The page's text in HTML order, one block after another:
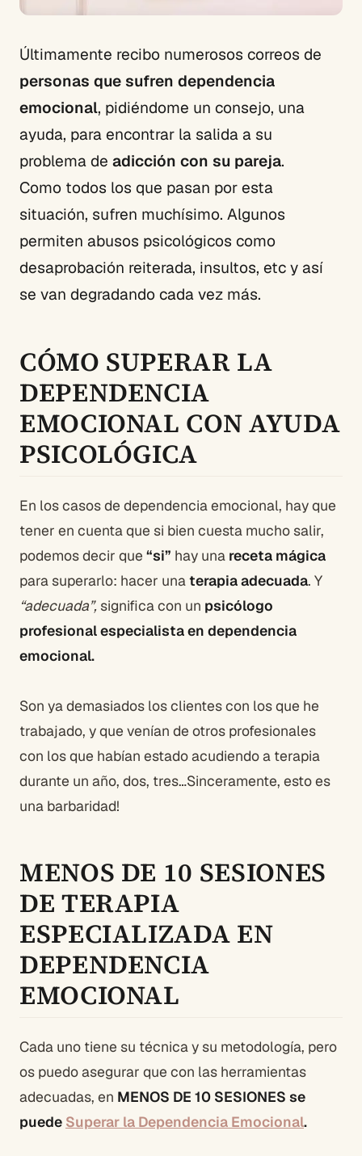
Últimamente recibo numerosos correos de
personas que sufren dependencia
emocional, pidiéndome un consejo, una
ayuda, para encontrar la salida a su
problema de adicción con su pareja.
Como todos los que pasan por esta
situación, sufren muchísimo. Algunos
permiten abusos psicológicos como
desaprobación reiterada, insultos, etc y así
se van degradando cada vez más.
CÓMO SUPERAR LA
DEPENDENCIA
EMOCIONAL CON AYUDA
PSICOLÓGICA
En los casos de dependencia emocional, hay que
tener en cuenta que si bien cuesta mucho salir,
podemos decir que “si” hay una receta mágica
para superarlo: hacer unaterapia adecuada. Y
“adecuada”,significa con un psicólogo
profesional especialista en dependencia
emocional.
Son ya demasiados los clientes con los que he
trabajado, y que venían de otros profesionales
con los que habían estado acudiendo a terapia
durante un año, dos, tres…Sinceramente, esto es
una barbaridad!
MENOS DE 10 SESIONES
DE TERAPIA
ESPECIALIZADA EN
DEPENDENCIA
EMOCIONAL
Cada uno tiene su técnica y su metodología, pero
os puedo asegurar que con las herramientas
adecuadas, en MENOS DE 10 SESIONES se
puede Superar la Dependencia Emocional.